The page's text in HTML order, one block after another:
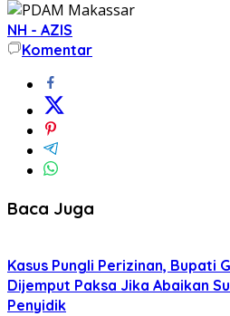
NH - AZIS
Komentar
Baca Juga
Kasus Pungli Perizinan, Bupati
Dijemput Paksa Jika Abaikan
Penyidik